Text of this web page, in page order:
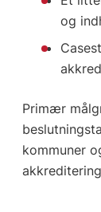
og
Primær
kommuner